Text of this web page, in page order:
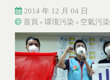
2014 年 12 月 04 日
您在這裡
首頁 » 環境污染 » 空氣污染
您在這裡